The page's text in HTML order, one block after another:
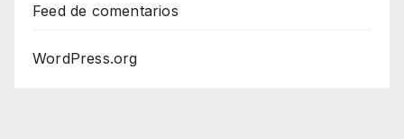
Feed de comentarios
WordPress.org